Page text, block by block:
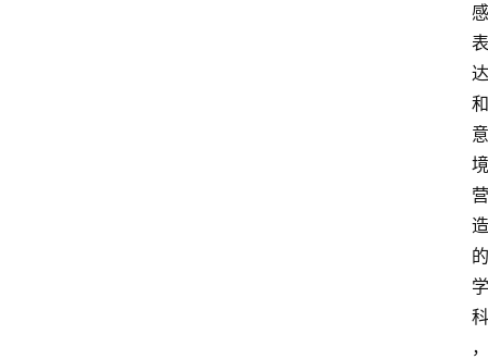
感
表
达
和
意
境
营
造
的
学
科
，